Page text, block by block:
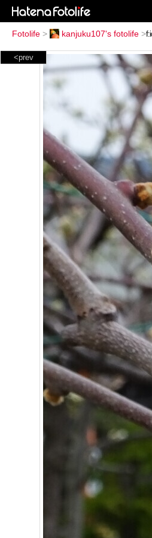
Fotolife > kanjuku107's fotolife >
<prev